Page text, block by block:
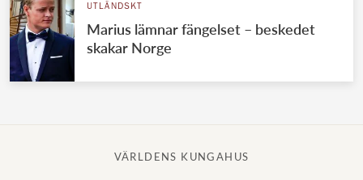
UTLÄNDSKT
Marius lämnar fängelset – beskedet
skakar Norge
VÄRLDENS KUNGAHUS